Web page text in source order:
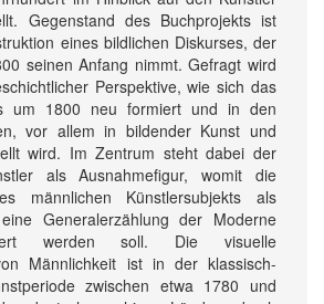
Gegenstand des Buchprojekts ist
eines bildlichen Diskurses, der
seinen Anfang nimmt. Gefragt wird
Perspektive, wie sich das
um 1800 neu formiert und in den
vor allem in bildender Kunst und
wird. Im Zentrum steht dabei der
als Ausnahmefigur, womit die
männlichen Künstlersubjekts als
Generalerzählung der Moderne
werden soll. Die visuelle
Männlichkeit ist in der klassisch-
zwischen etwa 1780 und